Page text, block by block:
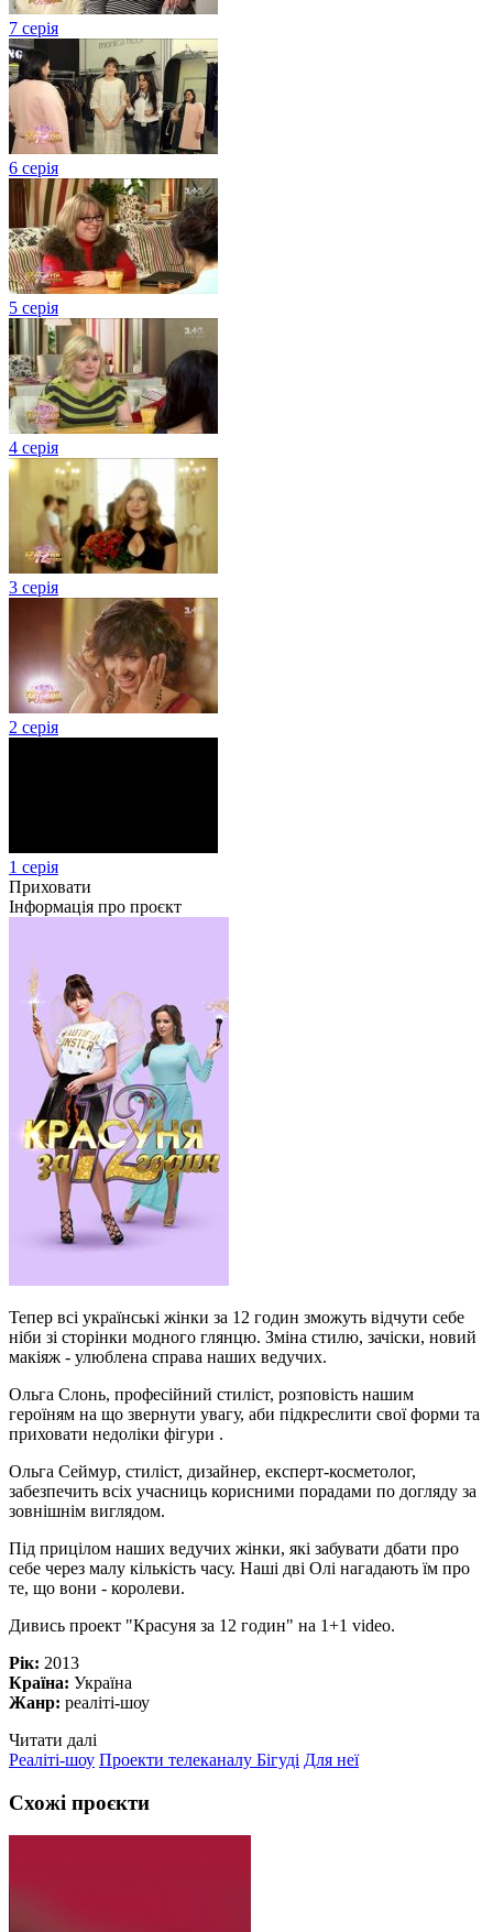
7 серія
6 серія
5 серія
4 серія
3 серія
2 серія
1 серія
Приховати
Інформація про проєкт
Тепер всі українські жінки за 12 годин зможуть відчути себе
ніби зі сторінки модного глянцю. Зміна стилю, зачіски, новий
макіяж - улюблена справа наших ведучих.
Ольга Слонь, професійний стиліст, розповість нашим
героїням на що звернути увагу, аби підкреслити свої форми та
приховати недоліки фігури .
Ольга Сеймур, стиліст, дизайнер, експерт-косметолог,
забезпечить всіх учасниць корисними порадами по догляду за
зовнішнім виглядом.
Під прицілом наших ведучих жінки, які забувати дбати про
себе через малу кількість часу. Наші дві Олі нагадають їм про
те, що вони - королеви.
Дивись проект "Красуня за 12 годин" на 1+1 video.
Рік: 2013
Країна: Україна
Жанр: реаліті-шоу
Читати далі
Реаліті-шоу Проекти телеканалу Бігуді Для неї
Схожі проєкти